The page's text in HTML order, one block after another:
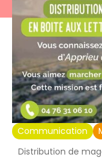
Communication
Distribution de